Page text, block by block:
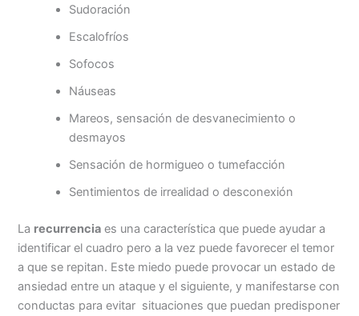
Sudoración
Escalofríos
Sofocos
Náuseas
Mareos, sensación de desvanecimiento o
desmayos
Sensación de hormigueo o tumefacción
Sentimientos de irrealidad o desconexión
La recurrencia es una característica que puede ayudar a
identificar el cuadro pero a la vez puede favorecer el temor
a que se repitan. Este miedo puede provocar un estado de
ansiedad entre un ataque y el siguiente, y manifestarse con
conductas para evitar situaciones que puedan predisponer